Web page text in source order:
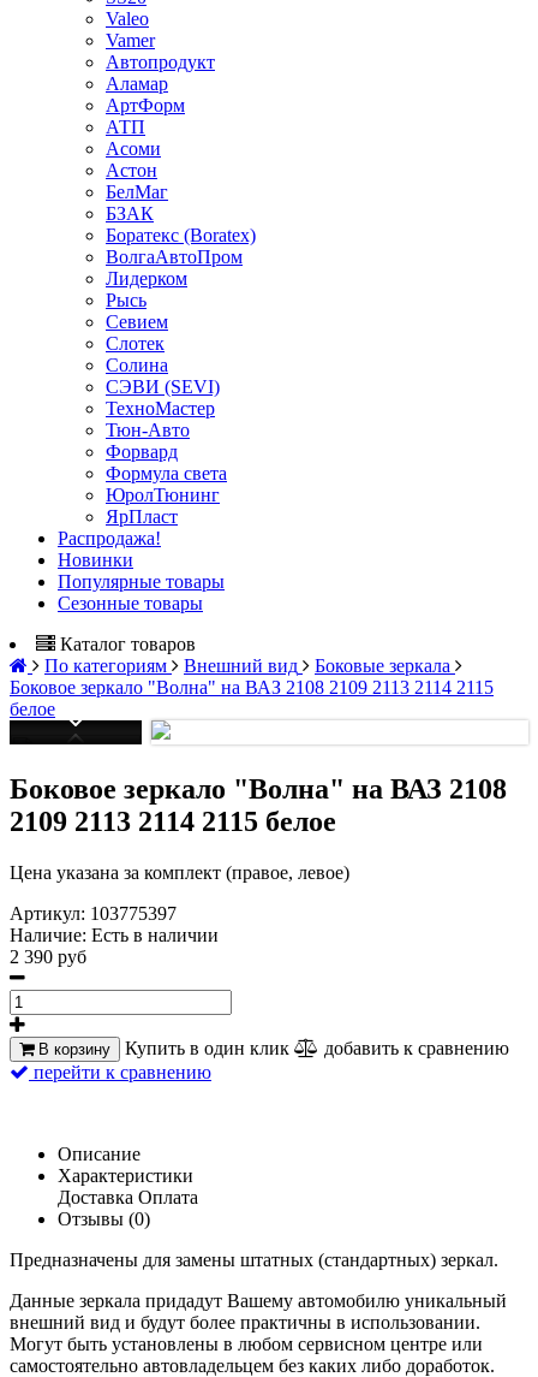
Valeo
Vamer
Автопродукт
Аламар
АртФорм
АТП
Асоми
Астон
БелМаг
БЗАК
Боратекс (Boratex)
ВолгаАвтоПром
Лидерком
Рысь
Севием
Слотек
Солина
СЭВИ (SEVI)
ТехноМастер
Тюн-Авто
Форвард
Формула света
ЮролТюнинг
ЯрПласт
Распродажа!
Новинки
Популярные товары
Сезонные товары
Каталог товаров
По категориям
Внешний вид
Боковые зеркала
Боковое зеркало "Волна" на ВАЗ 2108 2109 2113 2114 2115
белое
Боковое зеркало "Волна" на ВАЗ 2108
2109 2113 2114 2115 белое
Цена указана за комплект (правое, левое)
Артикул: 103775397
Наличие: Есть в наличии
2 390 руб
В корзину Купить в один клик
добавить к сравнению
перейти к сравнению
Описание
Характеристики
Доставка Оплата
Отзывы (0)
Предназначены для замены штатных (стандартных) зеркал.
Данные зеркала придадут Вашему автомобилю уникальный
внешний вид и будут более практичны в использовании.
Могут быть установлены в любом сервисном центре или
самостоятельно автовладельцем без каких либо доработок.